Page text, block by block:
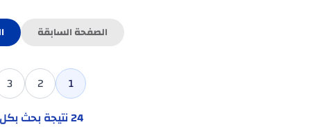
الصفحة السابقة
1
2
3
24نتيجة بحث